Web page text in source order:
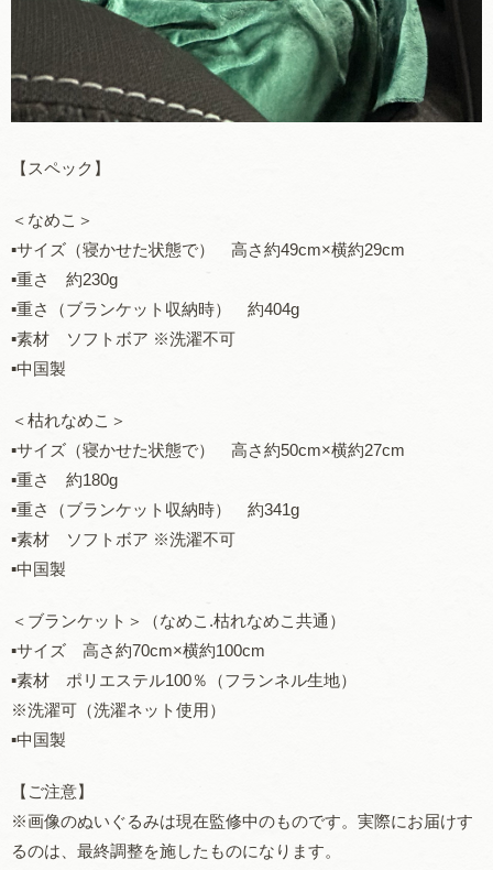
【スペック】
＜なめこ＞
▪️サイズ（寝かせた状態で） 高さ約49cm×横約29cm
▪️重さ 約230g
▪️重さ（ブランケット収納時） 約404g
▪️素材 ソフトボア ※洗濯不可
▪️中国製
＜枯れなめこ＞
▪️サイズ（寝かせた状態で） 高さ約50cm×横約27cm
▪️重さ 約180g
▪️重さ（ブランケット収納時） 約341g
▪️素材 ソフトボア ※洗濯不可
▪️中国製
＜ブランケット＞（なめこ.枯れなめこ共通）
▪️サイズ 高さ約70cm×横約100cm
▪️素材 ポリエステル100％（フランネル生地）
※洗濯可（洗濯ネット使用）
▪️中国製
【ご注意】
※画像のぬいぐるみは現在監修中のものです。実際にお届けす
るのは、最終調整を施したものになります。